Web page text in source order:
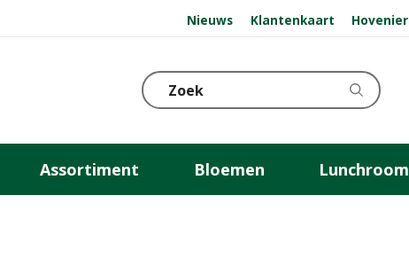
Nieuws Klantenkaart Hovenier
Assortiment Bloemen Lunchroom